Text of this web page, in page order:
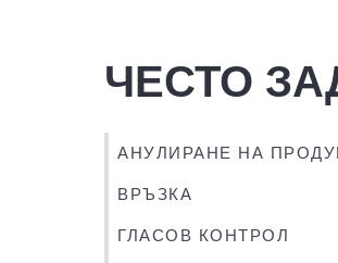
ЧЕСТО
АНУЛИРАНЕ НА
ВРЪЗКА
ГЛАСОВ КОНТРОЛ